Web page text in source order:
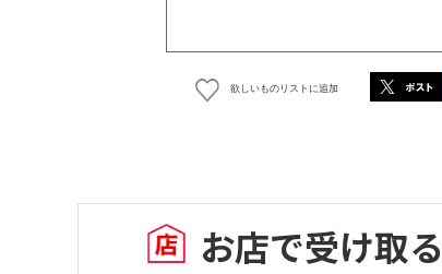
欲しいものリストに追加
お店で受け取る